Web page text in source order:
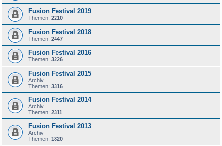
Fusion Festival 2019
Themen: 2210
Fusion Festival 2018
Themen: 2447
Fusion Festival 2016
Themen: 3226
Fusion Festival 2015
Archiv
Themen: 3316
Fusion Festival 2014
Archiv
Themen: 2311
Fusion Festival 2013
Archiv
Themen: 1820